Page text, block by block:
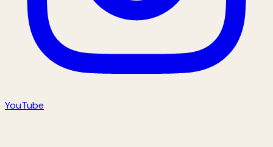
YouTube